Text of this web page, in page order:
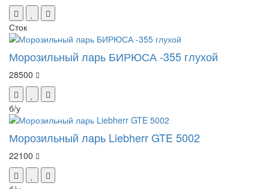
Сток
Морозильный ларь БИРЮСА -355 глухой
28500
б/у
Морозильный ларь Liebherr GTE 5002
22100